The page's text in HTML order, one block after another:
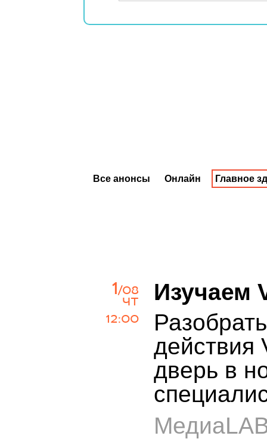
Все анонсы Онлайн Главное
1/08
ЧТ
12:00
Изучаем
действия
дверь в